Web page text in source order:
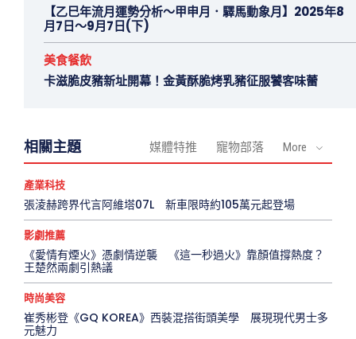
【乙巳年流月運勢分析～甲申月．驛馬動象月】2025年8
月7日～9月7日(下)
美食餐飲
卡滋脆皮豬新址開幕！金黃酥脆烤乳豬征服饕客味蕾
相關主題 媒體特推 寵物部落 More
產業科技
張淩赫跨界代言阿維塔07L 新車限時約105萬元起登場
影劇推薦
《愛情有煙火》憑劇情逆襲 《這一秒過火》靠顏值撐熱度？
王楚然兩劇引熱議
時尚美容
崔秀彬登《GQ KOREA》西裝混搭街頭美學 展現現代男士多
元魅力